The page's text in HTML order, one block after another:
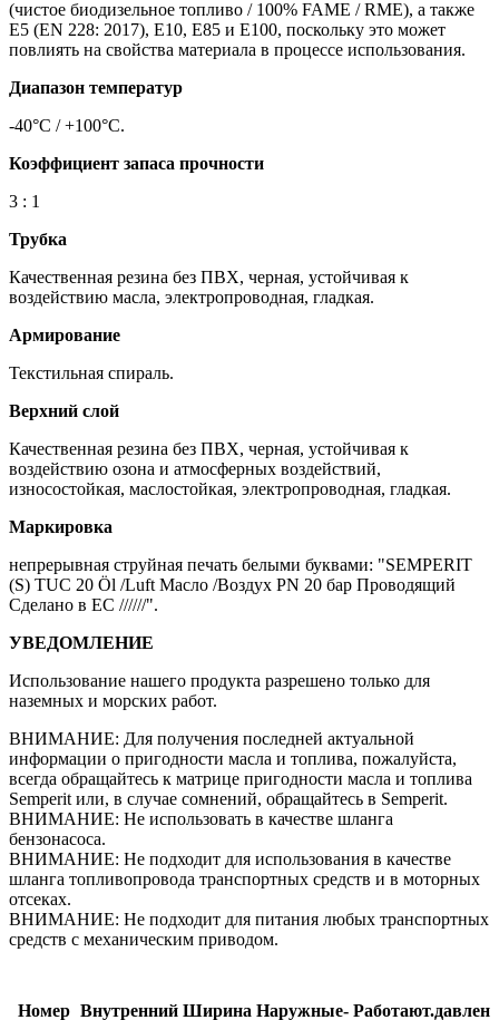
(чистое биодизельное топливо / 100% FAME / RME), а также
E5 (EN 228: 2017), E10, E85 и E100, поскольку это может
повлиять на свойства материала в процессе использования.
Диапазон температур
-40°C / +100°C.
Коэффициент запаса прочности
3 : 1
Трубка
Качественная резина без ПВХ, черная, устойчивая к
воздействию масла, электропроводная, гладкая.
Армирование
Текстильная спираль.
Верхний слой
Качественная резина без ПВХ, черная, устойчивая к
воздействию озона и атмосферных воздействий,
износостойкая, маслостойкая, электропроводная, гладкая.
Маркировка
непрерывная струйная печать белыми буквами: "SEMPERIT
(S) TUC 20 Öl /Luft Масло /Воздух PN 20 бар Проводящий
Сделано в ЕС //////".
УВЕДОМЛЕНИЕ
Использование нашего продукта разрешено только для
наземных и морских работ.
ВНИМАНИЕ: Для получения последней актуальной
информации о пригодности масла и топлива, пожалуйста,
всегда обращайтесь к матрице пригодности масла и топлива
Semperit или, в случае сомнений, обращайтесь в Semperit.
ВНИМАНИЕ: Не использовать в качестве шланга
бензонасоса.
ВНИМАНИЕ: Не подходит для использования в качестве
шланга топливопровода транспортных средств и в моторных
отсеках.
ВНИМАНИЕ: Не подходит для питания любых транспортных
средств с механическим приводом.
Номер Внутренний Ширина Наружные-